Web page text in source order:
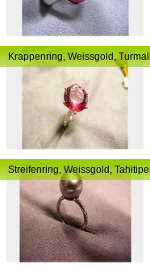
Krappenring, Weissgold,
Streifenring, Weissgold,